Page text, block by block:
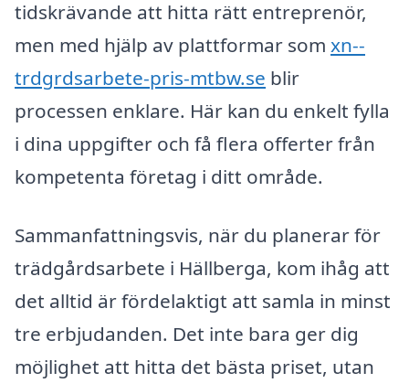
tidskrävande att hitta rätt entreprenör,
men med hjälp av plattformar som xn--
trdgrdsarbete-pris-mtbw.se blir
processen enklare. Här kan du enkelt fylla
i dina uppgifter och få flera offerter från
kompetenta företag i ditt område.
Sammanfattningsvis, när du planerar för
trädgårdsarbete i Hällberga, kom ihåg att
det alltid är fördelaktigt att samla in minst
tre erbjudanden. Det inte bara ger dig
möjlighet att hitta det bästa priset, utan